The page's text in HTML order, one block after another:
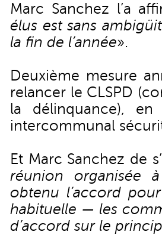
Marc Sanchez l’a
élus est sans
la fin de l’année».
Deuxième mesure
relancer le CLSPD
la délinquance),
intercommunal
Et Marc Sanchez de
réunion organisée
obtenu l’accord
habituelle — les
d’accord sur le